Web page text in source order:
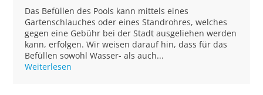
Das Befüllen des Pools kann mittels eines
Gartenschlauches oder eines Standrohres, welches
gegen eine Gebühr bei der Stadt ausgeliehen werden
kann, erfolgen. Wir weisen darauf hin, dass für das
Befüllen sowohl Wasser- als auch...
Weiterlesen